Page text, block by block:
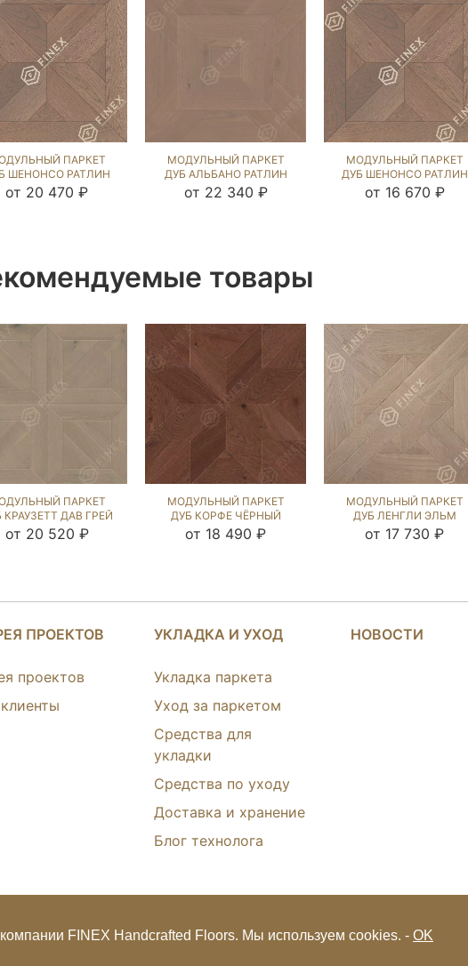
ПАРКЕТ
ШЕНОНСО РАТЛИН
(BRUSHED) 122117
от 20 470 ₽
МОДУЛЬНЫЙ ПАРКЕТ
ДУБ АЛЬБАНО РАТЛИН
(BRUSHED) 123317
от 22 340 ₽
МОДУЛЬНЫЙ ПАРКЕТ
ДУБ ШЕНОНСО РАТЛИН
(BRUSHED) 124505
от 16 670 ₽
товары
ПАРКЕТ
КРАУЗЕТТ ДАВ ГРЕЙ
(BRUSHED) 122098
от 20 520 ₽
МОДУЛЬНЫЙ ПАРКЕТ
ДУБ КОРФЕ ЧЁРНЫЙ
ОРЕХ (BRUSHED) 120894
от 18 490 ₽
МОДУЛЬНЫЙ ПАРКЕТ
ДУБ ЛЕНГЛИ ЭЛЬМ
(BRUSHED) 123267
от 17 730 ₽
ПРОЕКТОВ
проектов
УКЛАДКА И УХОД
Укладка паркета
Уход за паркетом
Средства для
укладки
Средства по уходу
Доставка и хранение
Блог технолога
НОВОСТИ
FINEX Handcrafted Floors. Мы используем cookies. - OK